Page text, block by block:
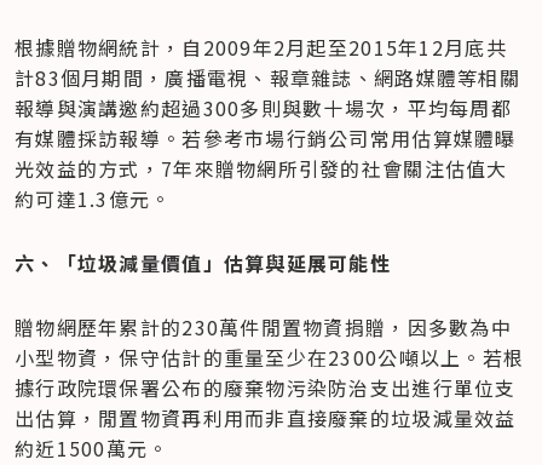
根據贈物網統計，自2009年2月起至2015年12月底共
計83個月期間，廣播電視、報章雜誌、網路媒體等相關
報導與演講邀約超過300多則與數十場次，平均每周都
有媒體採訪報導。若參考市場行銷公司常用估算媒體曝
光效益的方式，7年來贈物網所引發的社會關注估值大
約可達1.3億元。
六、「垃圾減量價值」估算與延展可能性
贈物網歷年累計的230萬件閒置物資捐贈，因多數為中
小型物資，保守估計的重量至少在2300公噸以上。若根
據行政院環保署公布的廢棄物污染防治支出進行單位支
出估算，閒置物資再利用而非直接廢棄的垃圾減量效益
約近1500萬元。